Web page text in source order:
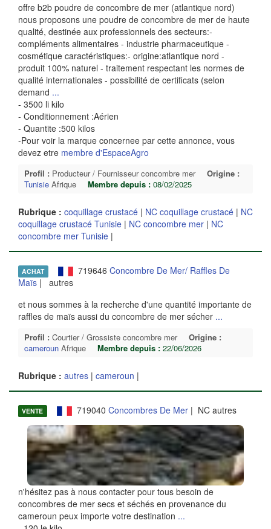
offre b2b poudre de concombre de mer (atlantique nord)
nous proposons une poudre de concombre de mer de haute
qualité, destinée aux professionnels des secteurs:-
compléments alimentaires - industrie pharmaceutique -
cosmétique caractéristiques:- origine:atlantique nord -
produit 100% naturel - traitement respectant les normes de
qualité internationales - possibilité de certificats (selon
demand ...
- 3500 li kilo
- Conditionnement :Aérien
- Quantite :500 kilos
-Pour voir la marque concernee par cette annonce, vous
devez etre membre d'EspaceAgro
Profil : Producteur / Fournisseur concombre mer
Origine :
Tunisie Afrique Membre depuis : 08/02/2025
Rubrique : coquillage crustacé | NC coquillage crustacé | NC
coquillage crustacé Tunisie | NC concombre mer | NC
concombre mer Tunisie |
ACHAT 719646 Concombre De Mer/ Raffles De
Maïs | autres
et nous sommes à la recherche d'une quantité importante de
raffles de maïs aussi du concombre de mer sécher ...
Profil : Courtier / Grossiste concombre mer
Origine :
cameroun Afrique Membre depuis : 22/06/2026
Rubrique : autres | cameroun |
VENTE 719040 Concombres De Mer| NC autres
n'hésitez pas à nous contacter pour tous besoin de
concombres de mer secs et séchés en provenance du
cameroun peux importe votre destination ...